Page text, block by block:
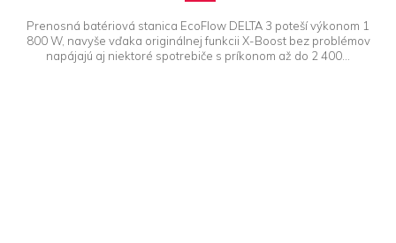
Prenosná batériová stanica EcoFlow DELTA 3 poteší výkonom 1
800 W, navyše vďaka originálnej funkcii X-Boost bez problémov
napájajú aj niektoré spotrebiče s príkonom až do 2 400...